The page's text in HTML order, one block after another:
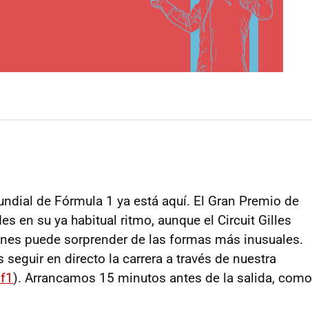
de Fórmula 1 ya está aquí. El Gran Premio de
en su ya habitual ritmo, aunque el Circuit Gilles
puede sorprender de las formas más inusuales.
seguir en directo la carrera a través de nuestra
). Arrancamos 15 minutos antes de la salida, como